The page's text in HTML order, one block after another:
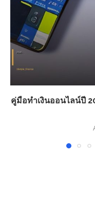
คู่มือทำเงินออนไลน์ปี